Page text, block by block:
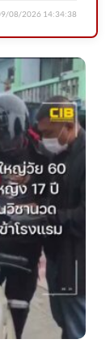
08/2026 14:34:38